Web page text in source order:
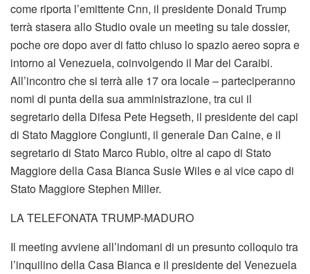
come riporta l’emittente Cnn, il presidente Donald Trump
terrà stasera allo Studio ovale un meeting su tale dossier,
poche ore dopo aver di fatto chiuso lo spazio aereo sopra e
intorno al Venezuela, coinvolgendo il Mar dei Caraibi.
All’incontro che si terrà alle 17 ora locale – parteciperanno
nomi di punta della sua amministrazione, tra cui il
segretario della Difesa Pete Hegseth, il presidente dei capi
di Stato Maggiore Congiunti, il generale Dan Caine, e il
segretario di Stato Marco Rubio, oltre al capo di Stato
Maggiore della Casa Bianca Susie Wiles e al vice capo di
Stato Maggiore Stephen Miller.
LA TELEFONATA TRUMP-MADURO
Il meeting avviene all’indomani di un presunto colloquio tra
l’inquilino della Casa Bianca e il presidente del Venezuela